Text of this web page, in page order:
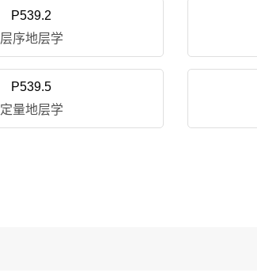
P539.2
层序地层学
P539.5
定量地层学